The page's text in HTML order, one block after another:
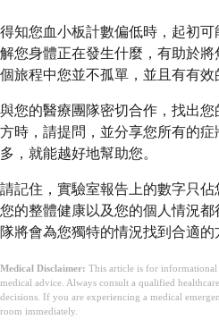
得知您血小板計數偏低時，起初
解您身體正在發生什麼，有助於
個旅程中您並不孤單，並且有有效
與您的醫療團隊密切合作，找出
方時，請提問，並分享您所有的
多，就能越好地幫助您。
請記住，實驗室報告上的數字只佔
您的整體健康以及您的個人情況
隊將會為您獨特的情況找到合適的
Medical Disclaimer: This article is for informational
medical advice. Always consult a qualified
decisions. If you are experiencing a medical
room immediately.